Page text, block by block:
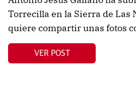
Torrecilla en la Sierra de Las
quiere compartir unas fotos
VER POST